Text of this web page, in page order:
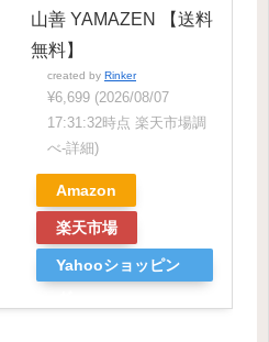
山善 YAMAZEN 【送料
無料】
created by Rinker
¥6,699 (2026/08/07
17:31:32時点 楽天市場調
べ-詳細)
Amazon
楽天市場
Yahooショッピン